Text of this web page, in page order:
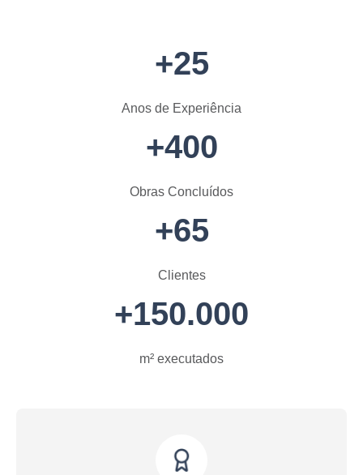
+25
Anos de Experiência
+400
Obras Concluídos
+65
Clientes
+150.000
m² executados